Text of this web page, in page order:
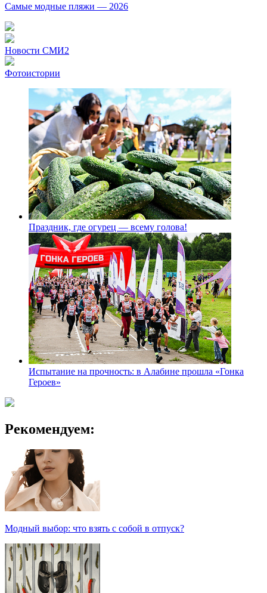
Самые модные пляжи — 2026
Новости СМИ2
Фотоистории
Праздник, где огурец — всему голова!
Испытание на прочность: в Алабине прошла «Гонка
Героев»
Рекомендуем:
Модный выбор: что взять с собой в отпуск?